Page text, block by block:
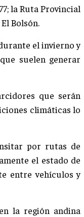
la Ruta Provincial
Bolsón.
el invierno y
suelen generar
que serán
climáticas lo
por rutas de
el estado de
entre vehículos y
la región andina